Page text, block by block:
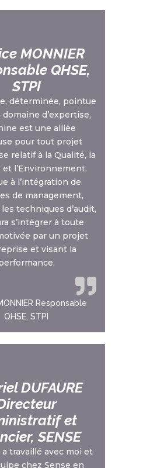
MONNIER
QHSE,
STPI
déterminée, pointue
d’expertise,
est une alliée
pour tout projet
relatif à la Qualité, la
et l’Environnement.
à l’intégration de
de management,
techniques d’audit,
s’intégrer à toute
par un projet
et visant la
Responsable
QHSE, STPI
DUFAURE
et
SENSE
travaillé avec moi et
chez Sense en